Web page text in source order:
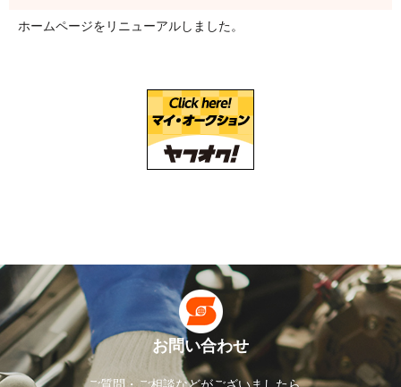
ホームページをリニューアルしました。
お問い合わせ